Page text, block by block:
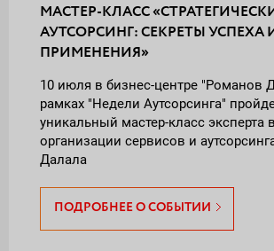
МАСТЕР-КЛАСС
АУТСОРСИНГ: СЕКРЕТЫ УСПЕХА
ПРИМЕНЕНИЯ»
10 июля в бизнес-центре "Романов
рамках "Недели Аутсорсинга"
уникальный мастер-класс эксперта
организации сервисов и
Далала
ПОДРОБНЕЕ О СОБЫТИИ